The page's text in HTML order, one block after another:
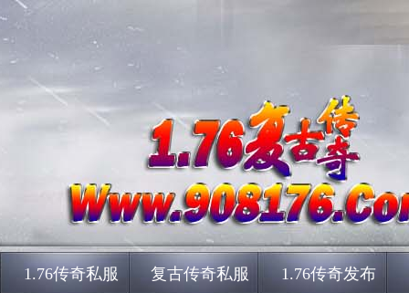
1.76传奇私服 复古传奇私服 1.76传奇发布